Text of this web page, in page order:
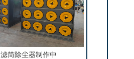
滤筒除尘器制作中